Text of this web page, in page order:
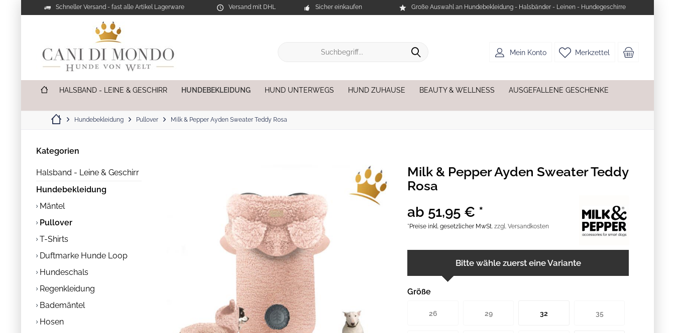
Schneller Versand - fast alle Artikel Lagerware Versand mit DHL Sicher einkaufen Große Auswahl an Hundebekleidung - Halsbänder - Leinen - Hundegeschirre
Merkzettel
Mein Konto
HALSBAND - LEINE & GESCHIRR HUNDEBEKLEIDUNG HUND UNTERWEGS HUND ZUHAUSE BEAUTY & WELLNESS AUSGEFALLENE GESCHENKE
Hundebekleidung Pullover Milk & Pepper Ayden Sweater Teddy Rosa
Kategorien
Halsband - Leine & Geschirr
Hundebekleidung
Mäntel
Pullover
T-Shirts
Duftmarke Hunde Loop
Hundeschals
Regenkleidung
Bademäntel
Hosen
Milk & Pepper Ayden Sweater Teddy
Rosa
ab 51,95 € *
*Preise inkl. gesetzlicher MwSt.zzgl. Versandkosten
Bitte wähle zuerst eine Variante
Größe
26 29 32 35